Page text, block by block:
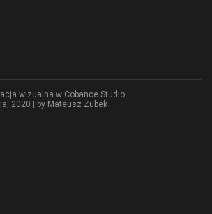
wizualna w Cobance Studio…
2020 | by Mateusz Zubek